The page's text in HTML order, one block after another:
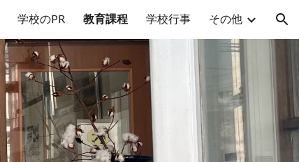
学校のPR 教育課程 学校行事 その他